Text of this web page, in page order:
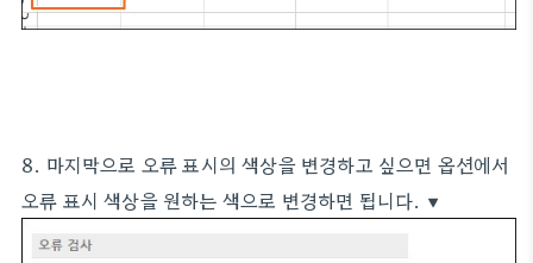
8. 마지막으로 오류 표시의 색상을 변경하고 싶으면 옵션에서
오류 표시 색상을 원하는 색으로 변경하면 됩니다. ▼